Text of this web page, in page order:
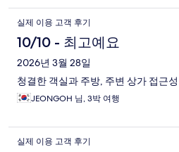
실제 이용 고객 후기
10/10 - 최고예요
2026년 3월 28일
청결한 객실과 주방, 주변 상가 접근
JEONGOH 님, 3박 여행
실제 이용 고객 후기